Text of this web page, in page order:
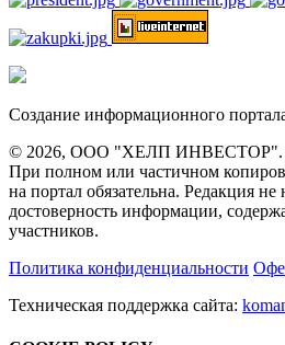
Создание информационного
© 2026, ООО "ХЕЛП ИНВЕСТОР".
При полном или частичном
на портал обязательна. Редакция не
достоверность информации,
участников.
Политика конфиденциальности
Техническая поддержка сайта: